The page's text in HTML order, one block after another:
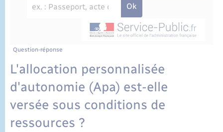
État civil
Cimetière communal
Question-réponse
L'allocation personnalisée
d'autonomie (Apa) est-elle
versée sous conditions de
ressources ?